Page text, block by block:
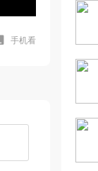
手机看
[7]
变
[8]
变
[9]
变